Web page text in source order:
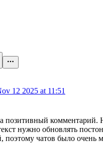
12 2025 at 11:51
позитивный комментарий.
нужно обновлять
поэтому чатов было очень